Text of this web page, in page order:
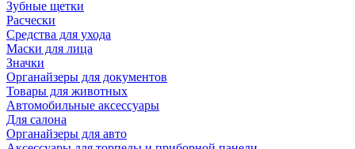
Зубные щетки
Расчески
Средства для ухода
Маски для лица
Значки
Органайзеры для документов
Товары для животных
Автомобильные аксессуары
Для салона
Органайзеры для авто